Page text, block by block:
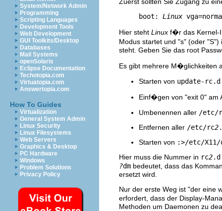
System/Network Admin
Programming
Scripting Languages
Development Tools
Web Development
GUI Toolkits/Desktop
Databases
Mail Systems
openSolaris
Eclipse Documentation
Techotopia.com
Virtuatopia.com
Answertopia.com
How To Guides
Virtualization
General System Admin
Linux Security
Linux Filesystems
Web Servers
Graphics & Desktop
PC Hardware
Windows
Problem Solutions
Privacy Policy
     boot:
Linux
Hier steht Linux f�r das Kernel-
Modus startet und "s" (oder
steht. Geben Sie das root
Es gibt mehrere M�glichkeiten
Starten von update-
Einf�gen von "exit 0" am
Umbenennen aller /etc/
Entfernen aller /etc/rc2
Starten von :>/etc/X11/
Hier muss die Nummer in rc2.d
?dm bedeutet, dass das
ersetzt wird.
Nur der erste Weg ist "der eine
erfordert, dass der Display-
Methoden um Daemonen zu